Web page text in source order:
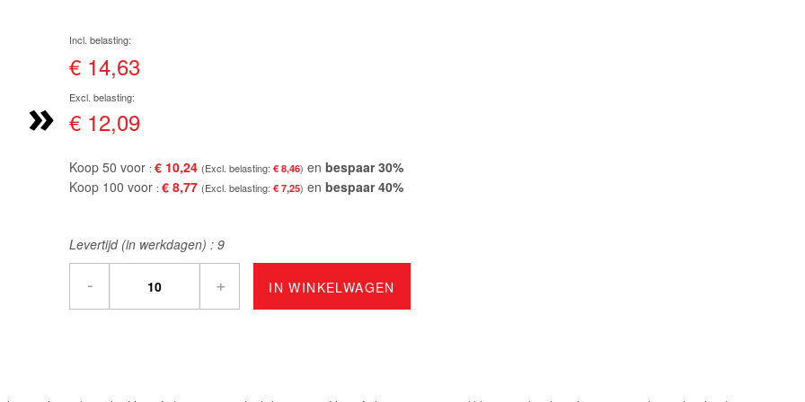
»
€ 14,63
€ 12,09
Koop 50 voor € 10,24 € 8,46 en bespaar30%
Koop 100 voor € 8,77 € 7,25 en bespaar40%
Levertijd (in werkdagen) : 9
- + IN WINKELWAGEN